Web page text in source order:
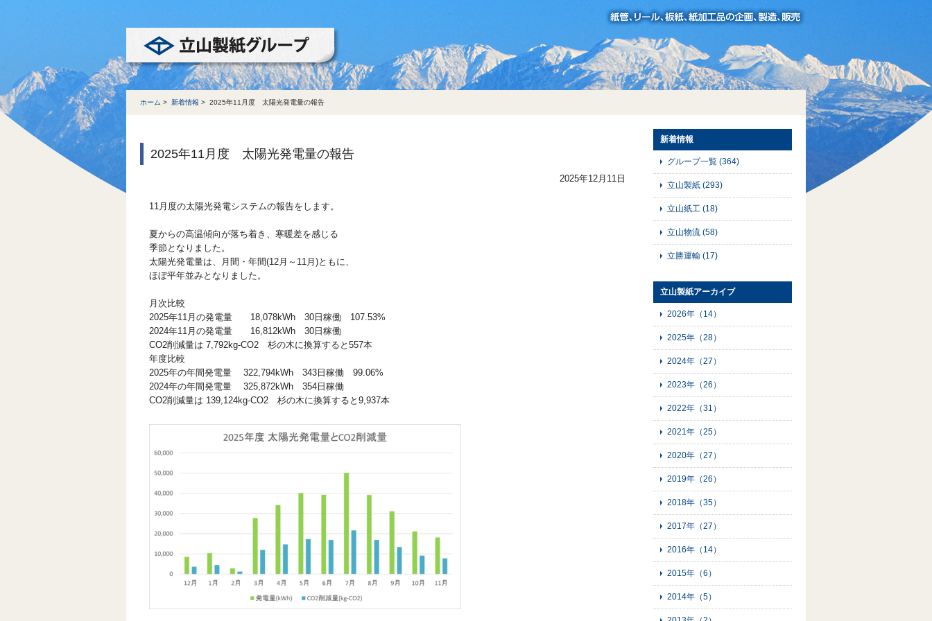
ホーム > 新着情報 > 2025年11月度 太陽光発電量の報告
2025年11月度 太陽光発電量の報告
2025年12月11日
11月度の太陽光発電システムの報告をします。
夏からの高温傾向が落ち着き、寒暖差を感じる
季節となりました。
太陽光発電量は、月間・年間(12月～11月)ともに、
ほぼ平年並みとなりました。
月次比較
2025年11月の発電量 18,078kWh 30日稼働 107.53%
2024年11月の発電量 16,812kWh 30日稼働
CO2削減量は 7,792kg-CO2 杉の木に換算すると557本
年度比較
2025年の年間発電量 322,794kWh 343日稼働 99.06%
2024年の年間発電量 325,872kWh 354日稼働
CO2削減量は 139,124kg-CO2 杉の木に換算すると9,937本
新着情報
グループ一覧 (364)
立山製紙 (293)
立山紙工 (18)
立山物流 (58)
立勝運輸 (17)
立山製紙アーカイブ
2026年（14）
2025年（28）
2024年（27）
2023年（26）
2022年（31）
2021年（25）
2020年（27）
2019年（26）
2018年（35）
2017年（27）
2016年（14）
2015年（6）
2014年（5）